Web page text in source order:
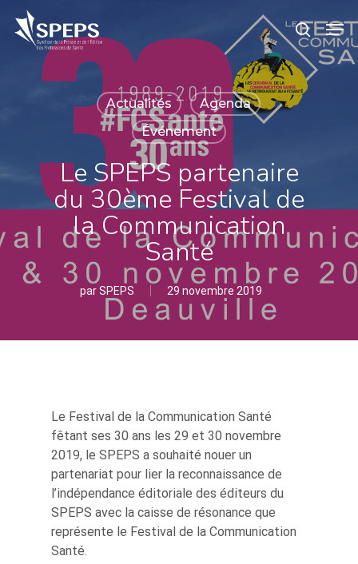
content
search
Actualités
Agenda
Événement
Le SPEPS partenaire
du 30ème Festival de
la Communication
Santé
parSPEPS 29 novembre 2019
Le Festival de la Communication Santé
fêtant ses 30 ans les 29 et 30 novembre
2019, le SPEPS a souhaité nouer un
partenariat pour lier la reconnaissance de
l’indépendance éditoriale des éditeurs du
SPEPS avec la caisse de résonance que
représente le Festival de la Communication
Santé.